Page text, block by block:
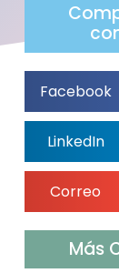
Facebook
LinkedIn
Correo
Más